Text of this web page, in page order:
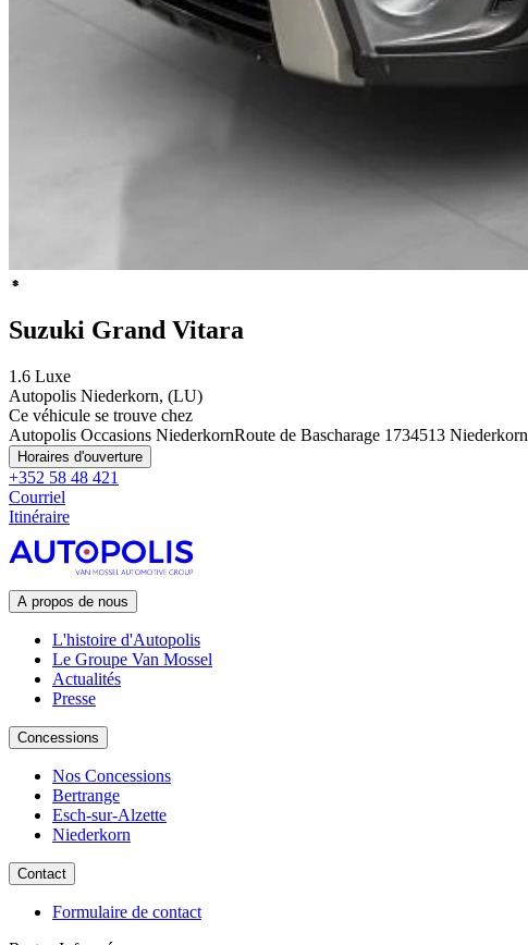
Suzuki Grand Vitara
1.6 Luxe
Autopolis Niederkorn, (LU)
Ce véhicule se trouve chez
Autopolis Occasions NiederkornRoute de Bascharage 1734513 Niederkorn
Horaires d'ouverture
+352 58 48 421
Courriel
Itinéraire
A propos de nous
L'histoire d'Autopolis
Le Groupe Van Mossel
Actualités
Presse
Concessions
Nos Concessions
Bertrange
Esch-sur-Alzette
Niederkorn
Contact
Formulaire de contact